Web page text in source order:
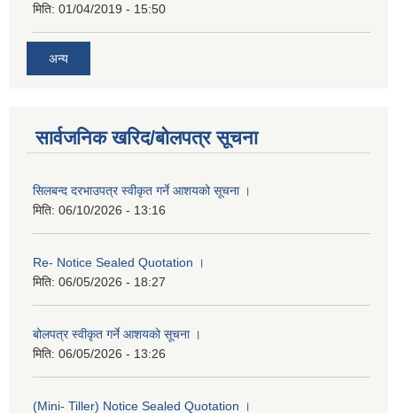
मिति: 01/04/2019 - 15:50
अन्य
सार्वजनिक खरिद/बोलपत्र सूचना
सिलबन्द दरभाउपत्र स्वीकृत गर्ने आशयको सूचना ।
मिति: 06/10/2026 - 13:16
Re- Notice Sealed Quotation ।
मिति: 06/05/2026 - 18:27
बोलपत्र स्वीकृत गर्ने आशयको सूचना ।
मिति: 06/05/2026 - 13:26
(Mini- Tiller) Notice Sealed Quotation ।